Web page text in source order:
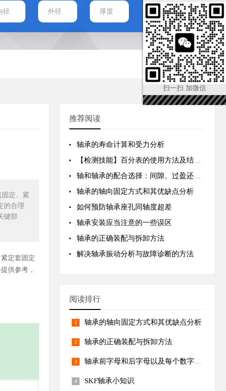
定、紧
的合理
键部
定套固定
供参考，
推荐阅读
轴承的寿命计算和受力分析
【检测技能】百分表的使用方法及结构原理
轴和轴承的配合选择：间隙、过盈还是过渡？
轴承的轴向固定方式和其优缺点分析
如何预防轴承座孔同轴度超差
轴承安装应当注意的一些误区
轴承的正确装配与拆卸方法
解决轴承振动分析与故障诊断的方法
阅读排行
轴承的轴向固定方式和其优缺点分析
轴承的正确装配与拆卸方法
轴承前字母和后字母以及每个数字代号的含义
SKF轴承小知识
扫一扫 加微信